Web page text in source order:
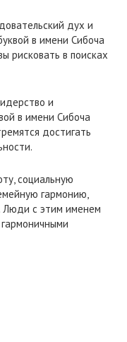
дух и
в имени Сибоча
рисковать в поисках
и
в имени Сибоча
достигать
социальную
гармонию,
Люди с этим именем